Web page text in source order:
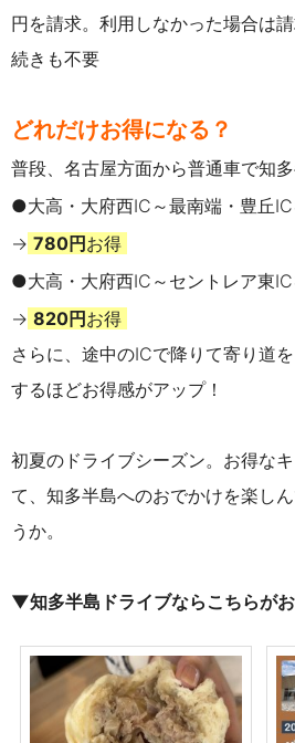
円を請求。利用しなかった場合は
続きも不要
どれだけお得になる？
普段、名古屋方面から普通車で知
●大高・大府西IC～最南端・豊丘
→ 780円お得
●大高・大府西IC～ セントレア東
→ 820円お得
さらに、途中のICで降りて寄り道
するほどお得感がアップ！
初夏のドライブシーズン。お得な
て、知多半島へのおでかけを楽し
うか。
▼知多半島ドライブならこちらが